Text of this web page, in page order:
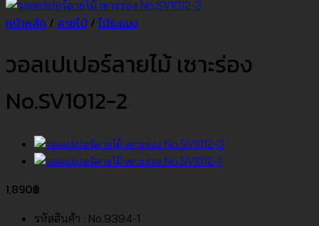
หน้าหลัก / ลายไม้ / ไม้ระแนง
วอลเปเปอร์ลายไม้ เซาะร่อง
No.SV1012-2
1,890฿
รหัสสินค้า : No.9394-1